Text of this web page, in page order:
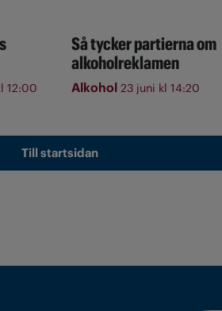
12:00
Så tycker partierna om
alkoholreklamen
Alkohol 23 juni kl 14:20
Till startsidan